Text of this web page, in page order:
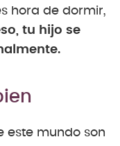
hora de dormir,
tu hijo se
mundo son